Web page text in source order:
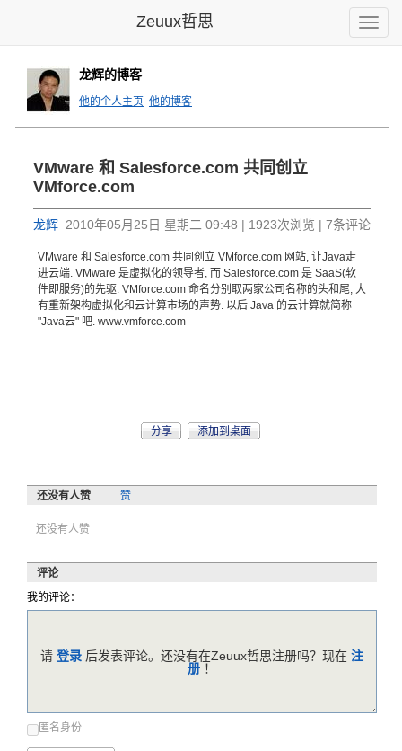
Toggle
Zeuux哲思
龙辉的博客
他的个人主页 他的博客
VMware 和 Salesforce.com 共同创立
VMforce.com
龙辉 2010年05月25日 星期二 09:48 | 1923次浏览 | 7条评论
VMware 和 Salesforce.com 共同创立 VMforce.com 网站, 让Java走
进云端. VMware 是虚拟化的领导者, 而 Salesforce.com 是 SaaS(软
件即服务)的先驱. VMforce.com 命名分别取两家公司名称的头和尾, 大
有重新架构虚拟化和云计算市场的声势. 以后 Java 的云计算就简称
"Java云" 吧. www.vmforce.com
分享 添加到桌面
还没有人赞 赞
还没有人赞
评论
我的评论：
匿名身份
请 登录 后发表评论。还没有在Zeuux哲思注册吗？现在 注
册 ！